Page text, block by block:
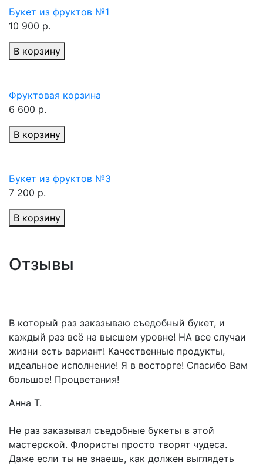
Букет из фруктов №1
10 900 р.
В корзину
Фруктовая корзина
6 600 р.
В корзину
Букет из фруктов №3
7 200 р.
В корзину
Отзывы
В который раз заказываю съедобный букет, и
каждый раз всё на высшем уровне! НА все случаи
жизни есть вариант! Качественные продукты,
идеальное исполнение! Я в восторге! Спасибо Вам
большое! Процветания!
Анна Т.
Не раз заказывал съедобные букеты в этой
мастерской. Флористы просто творят чудеса.
Даже если ты не знаешь, как должен выглядеть